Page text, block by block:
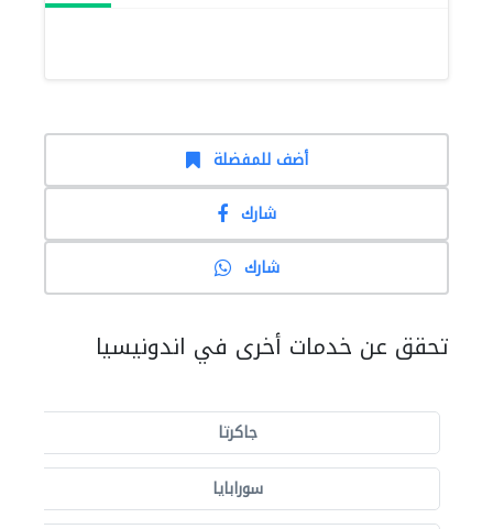
أضف للمفضلة
شارك
شارك
تحقق عن خدمات أخرى في اندونيسيا
جاكرتا
سورابايا